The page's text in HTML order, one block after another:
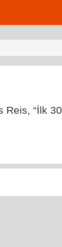
Reis, “İlk